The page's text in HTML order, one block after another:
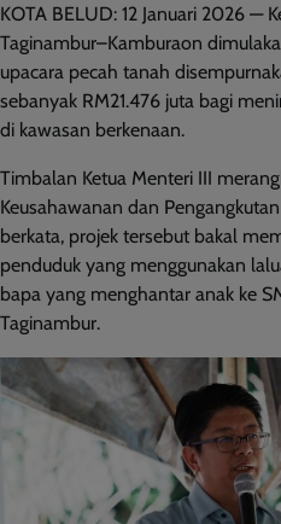
KOTA BELUD: 12 Januari 2026 —
Taginambur–Kamburaon
upacara pecah tanah
sebanyak RM21.476 juta bagi
di kawasan berkenaan.
Timbalan Ketua Menteri III
Keusahawanan dan
berkata, projek tersebut bakal
penduduk yang menggunakan
bapa yang menghantar anak ke
Taginambur.